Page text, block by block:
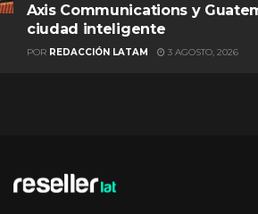
Axis Communications y
ciudad inteligente
POR REDACCIÓN LATAM 3 AGOSTO, 2026